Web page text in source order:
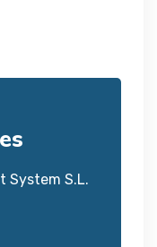
System S.L.